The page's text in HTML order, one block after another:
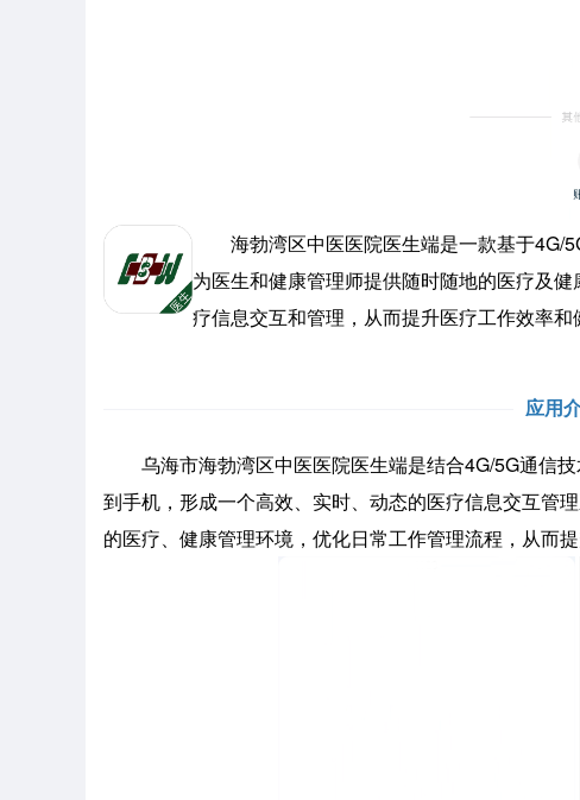
海勃湾区中医医院医生端是一款基于4G/
为医生和健康管理师提供随时随地的医疗及
疗信息交互和管理，从而提升医疗工作效率和
应用
乌海市海勃湾区中医医院医生端是结合4G/5G通信技
到手机，形成一个高效、实时、动态的医疗信息交互管
的医疗、健康管理环境，优化日常工作管理流程，从而